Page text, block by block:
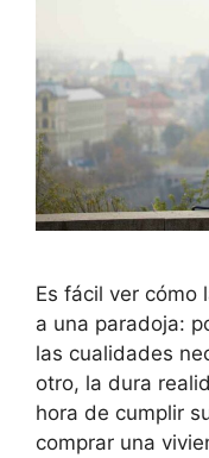
Es fácil ver cómo
a una paradoja:
las cualidades
otro, la dura
hora de cumplir
comprar una